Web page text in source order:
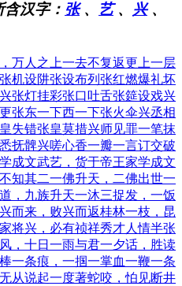
含汉字： 张、 艺、 兴、
万人之上一去不复返更上一层
张机设阱张设布列 张红燃爆礼坏
张灯挂彩张口吐舌张筵设戏兴
张东一下西一下张火伞兴丞相
失错张皇莫措兴师见罪一笔抹
抚髀兴嗟心香一瓣一言订交破
学成文武艺，货于帝王家学成文
知其二一佛升天，二佛出世一
，九族升天一沐三捉发，一饭
而来，败兴而返桂林一枝，昆
将兴，必有祯祥秀才人情半张
，十日一雨与君一夕话，胜读
一条痕，一掴一掌血一鞭一条
从说起一度著蛇咬，怕见断井